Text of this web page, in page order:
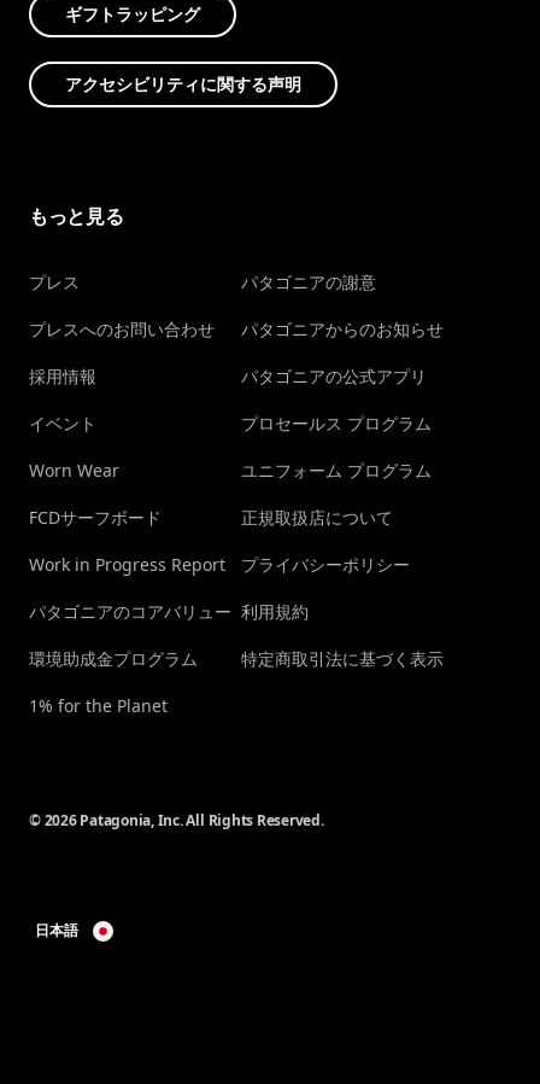
ギフトラッピング
アクセシビリティに関する声明
もっと見る
プレス
プレスへのお問い合わせ
採用情報
イベント
Worn Wear
FCDサーフボード
Work in Progress Report
パタゴニアのコアバリュー
環境助成金プログラム
1% for the Planet
パタゴニアの謝意
パタゴニアからのお知らせ
パタゴニアの公式アプリ
プロセールス プログラム
ユニフォーム プログラム
正規取扱店について
プライバシーポリシー
利用規約
特定商取引法に基づく表示
© 2026 Patagonia, Inc. All Rights Reserved.
日本語